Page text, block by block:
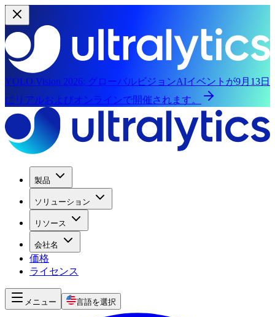
YOLO Vision 2026: グローバルビジョンAIイベントが9月13日
にリアルおよびオンラインで開催されます。
製品
ソリューション
リソース
会社名
価格
ライセンス
メニュー 言語を選択